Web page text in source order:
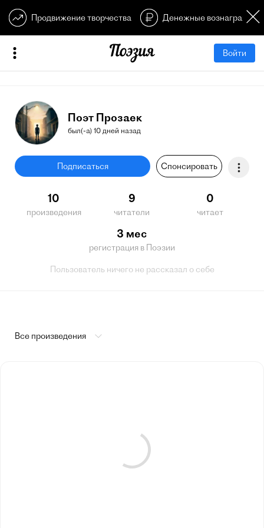
Продвижение творчества Денежные
Войти
Поэт Прозаек
был(-а) 10 дней назад
Подписаться Спонсировать
10
произведения
9
читатели
0
читает
3 мес
регистрация в Поэзии
Пользователь ничего не рассказал о себе
Все произведения